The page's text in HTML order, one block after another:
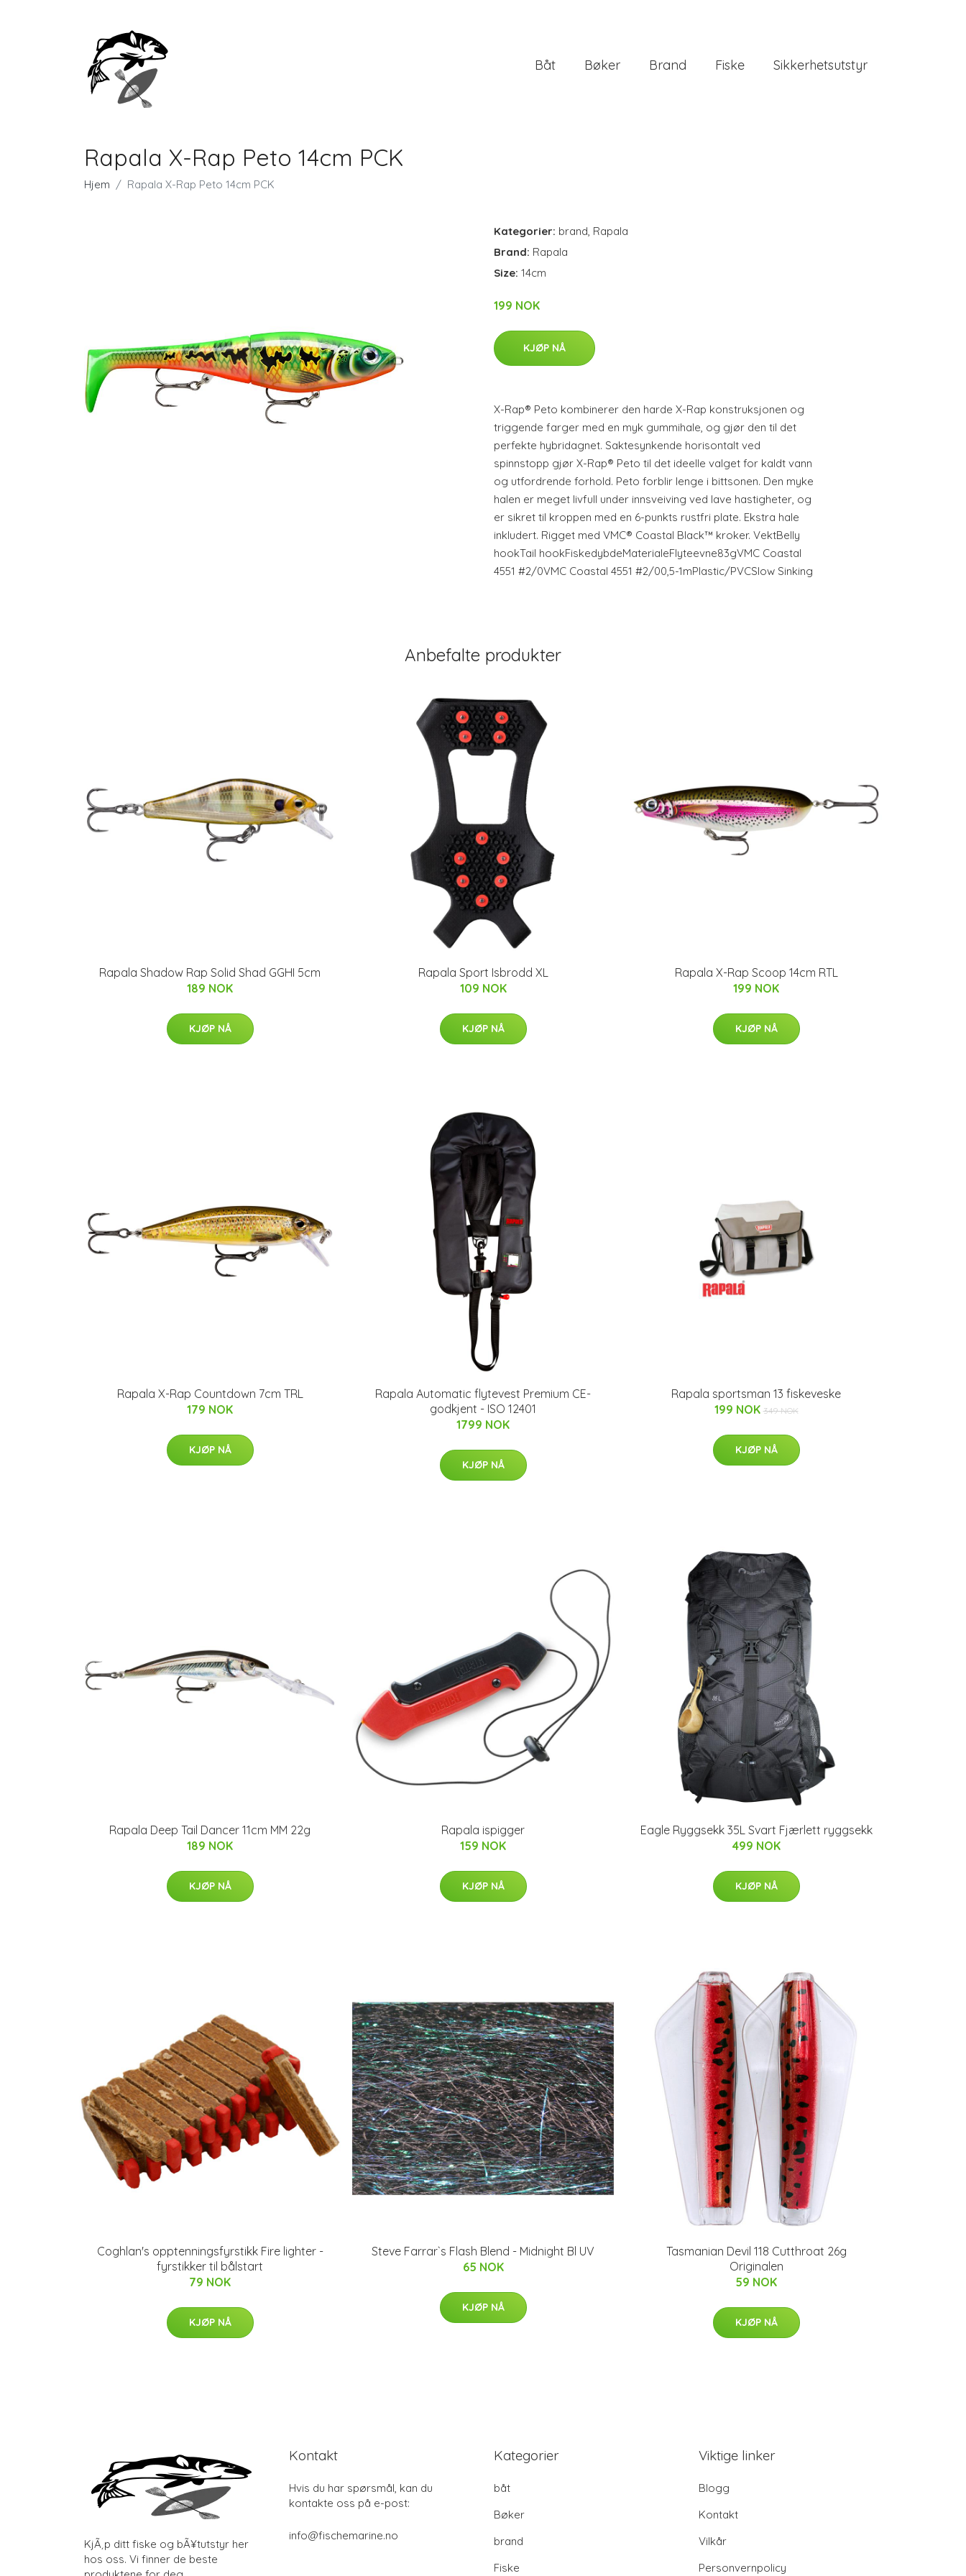
Båt Bøker Brand Fiske Sikkerhetsutstyr
Rapala X-Rap Peto 14cm PCK
Hjem Rapala X-Rap Peto 14cm PCK
Kategorier: brand, Rapala
Brand: Rapala
Size: 14cm
199 NOK
KJØP NÅ
X-Rap® Peto kombinerer den harde X-Rap konstruksjonen og
triggende farger med en myk gummihale, og gjør den til det
perfekte hybridagnet. Saktesynkende horisontalt ved
spinnstopp gjør X-Rap® Peto til det ideelle valget for kaldt vann
og utfordrende forhold. Peto forblir lenge i bittsonen. Den myke
halen er meget livfull under innsveiving ved lave hastigheter, og
er sikret til kroppen med en 6-punkts rustfri plate. Ekstra hale
inkludert. Rigget med VMC® Coastal Black™ kroker. VektBelly
hookTail hookFiskedybdeMaterialeFlyteevne83gVMC Coastal
4551 #2/0VMC Coastal 4551 #2/00,5-1mPlastic/PVCSlow Sinking
Anbefalte produkter
Rapala Shadow Rap Solid Shad GGHI 5cm
189 NOK
KJØP NÅ
Rapala Sport Isbrodd XL
109 NOK
KJØP NÅ
Rapala X-Rap Scoop 14cm RTL
199 NOK
KJØP NÅ
Rapala X-Rap Countdown 7cm TRL
179 NOK
KJØP NÅ
Rapala Automatic flytevest Premium CE-
godkjent - ISO 12401
1799 NOK
KJØP NÅ
Rapala sportsman 13 fiskeveske
199 NOK 349 NOK
KJØP NÅ
Rapala Deep Tail Dancer 11cm MM 22g
189 NOK
KJØP NÅ
Rapala ispigger
159 NOK
KJØP NÅ
Eagle Ryggsekk 35L Svart Fjærlett ryggsekk
499 NOK
KJØP NÅ
Coghlan's opptenningsfyrstikk Fire lighter -
fyrstikker til bålstart
79 NOK
KJØP NÅ
Steve Farrar`s Flash Blend - Midnight Bl UV
65 NOK
KJØP NÅ
Tasmanian Devil 118 Cutthroat 26g
Originalen
59 NOK
KJØP NÅ
KjÃ¸p ditt fiske og bÃ¥tutstyr her
hos oss. Vi finner de beste
Kontakt
Hvis du har spørsmål, kan du
kontakte oss på e-post:
info@fischemarine.no
Kategorier
båt
Bøker
brand
Fiske
Viktige linker
Blogg
Kontakt
Vilkår
Personvernpolicy